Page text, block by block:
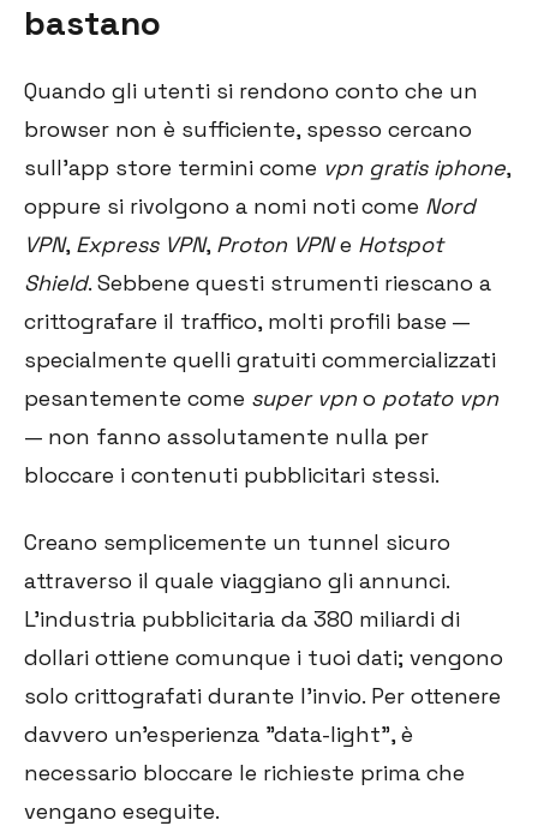
bastano
Quando gli utenti si rendono conto che un
browser non è sufficiente, spesso cercano
sull'app store termini come vpn gratis iphone,
oppure si rivolgono a nomi noti come Nord
VPN, Express VPN, Proton VPNe Hotspot
Shield. Sebbene questi strumenti riescano a
crittografare il traffico, molti profili base —
specialmente quelli gratuiti commercializzati
pesantemente come super vpn o potato vpn
— non fanno assolutamente nulla per
bloccare i contenuti pubblicitari stessi.
Creano semplicemente un tunnel sicuro
attraverso il quale viaggiano gli annunci.
L'industria pubblicitaria da 380 miliardi di
dollari ottiene comunque i tuoi dati; vengono
solo crittografati durante l'invio. Per ottenere
davvero un'esperienza "data-light", è
necessario bloccare le richieste prima che
vengano eseguite.